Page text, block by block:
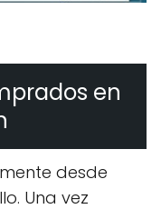
en
desde
Una vez